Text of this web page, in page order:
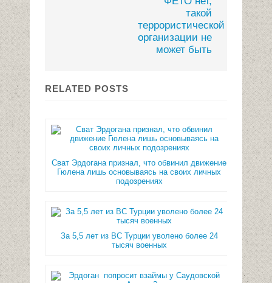
такой
террористической
организации не
может быть
RELATED POSTS
Сват Эрдогана признал, что обвинил движение
Гюлена лишь основываясь на своих личных
подозрениях
За 5,5 лет из ВС Турции уволено более 24
тысяч военных